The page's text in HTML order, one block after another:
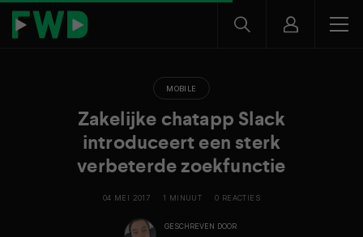
MOBILE
Zakelijke chatapp Slack
introduceert een sterk
verbeterde zoekfunctie
04 MEI 2017 1 MINUUT 0 REACTIES
GESCHREVEN DOOR